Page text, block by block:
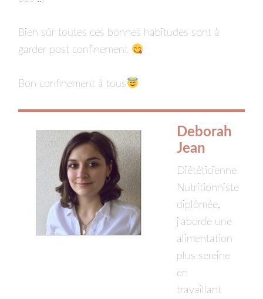
Bien sûr toutes ces bonnes habitudes sont à
garder post confinement
Bon confinement à tous
Deborah
Jean
Diététicienne
Nutritionniste
diplômée,
j'aborde une
alimentation
plus sereine
en
travaillant